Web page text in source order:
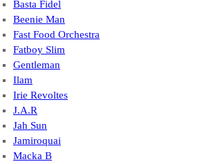
Basta Fidel
Beenie Man
Fast Food Orchestra
Fatboy Slim
Gentleman
Ilam
Irie Revoltes
J.A.R
Jah Sun
Jamiroquai
Macka B